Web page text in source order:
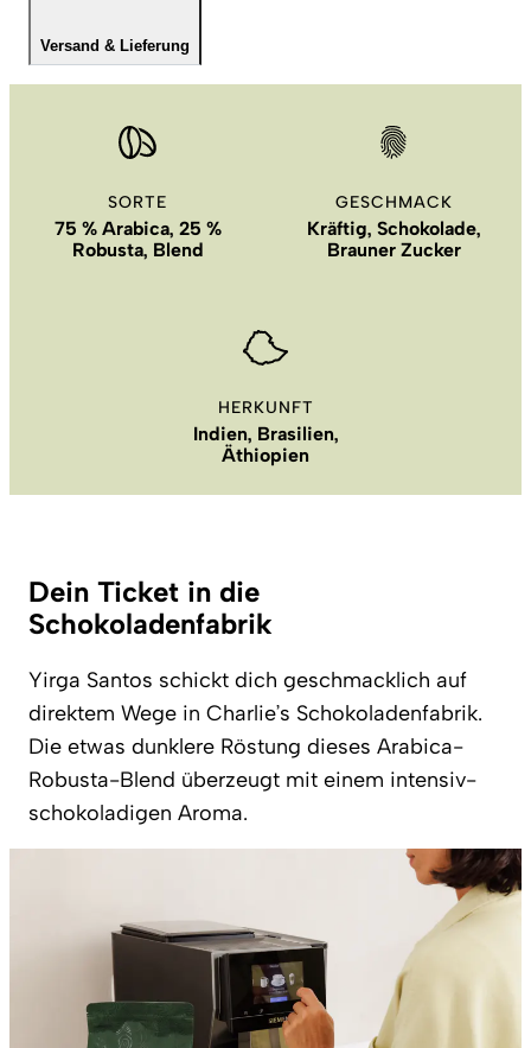
Versand & Lieferung
SORTE
75 % Arabica, 25 %
Robusta, Blend
GESCHMACK
Kräftig, Schokolade,
Brauner Zucker
HERKUNFT
Indien, Brasilien,
Äthiopien
Dein Ticket in die
Schokoladenfabrik
Yirga Santos schickt dich geschmacklich auf
direktem Wege in Charlie’s Schokoladenfabrik.
Die etwas dunklere Röstung dieses Arabica-
Robusta-Blend überzeugt mit einem intensiv-
schokoladigen Aroma.